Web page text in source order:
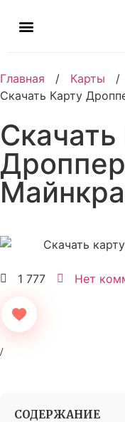
Главная / Карты /
Скачать Карту
1 777 Нет
СОДЕРЖАНИЕ